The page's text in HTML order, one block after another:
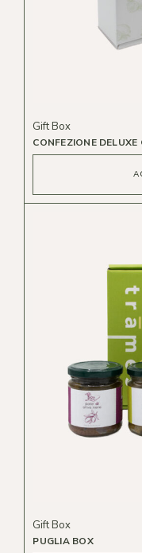
CONFEZIONE
Gift Box
PUGLIA BOX
Gift Box